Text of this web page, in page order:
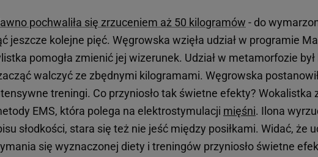
pochwaliła się zrzuceniem aż 50 kilogramów - do
jeszcze kolejne pięć. Węgrowska wzięła udział w programie
pomogła zmienić jej wizerunek. Udział w metamorfozie
walczyć ze zbędnymi kilogramami. Węgrowska
treningi. Co przyniosło tak świetne efekty? Wokalistka
EMS, która polega na elektrostymulacji mięśni. Ilona
słodkości, stara się też nie jeść między posiłkami. Widać, że
się wyznaczonej diety i treningów przyniosło świetne